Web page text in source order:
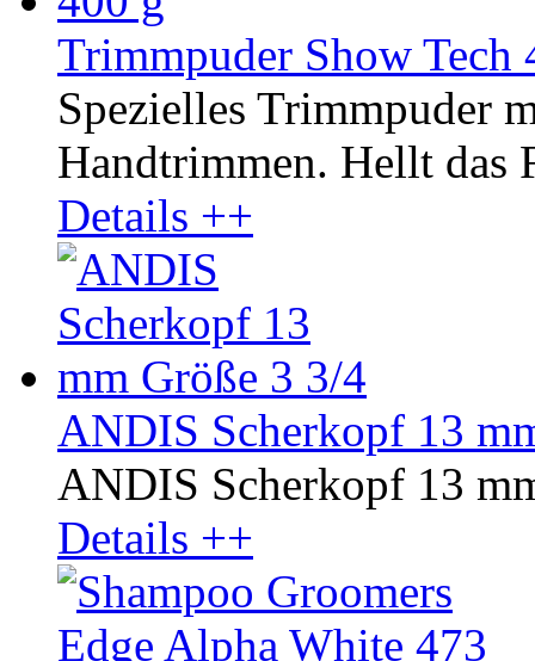
Trimmpuder Show Tech
Spezielles Trimmpuder
Handtrimmen. Hellt das
Details ++
ANDIS Scherkopf 13
ANDIS Scherkopf 13
Details ++